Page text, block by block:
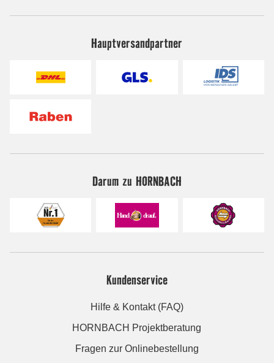
Hauptversandpartner
Darum zu HORNBACH
Kundenservice
Hilfe & Kontakt (FAQ)
HORNBACH Projektberatung
Fragen zur Onlinebestellung